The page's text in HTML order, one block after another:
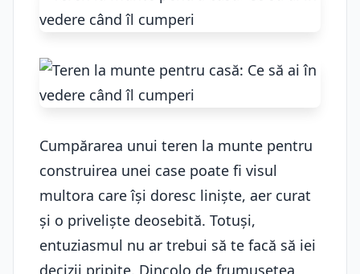
Cumpărarea unui teren la munte pentru
construirea unei case poate fi visul
multora care își doresc liniște, aer curat
și o priveliște deosebită. Totuși,
entuziasmul nu ar trebui să te facă să iei
decizii pripite. Dincolo de frumusețea